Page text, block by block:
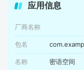
应用信息
厂商名称
包名
名称 密语空间